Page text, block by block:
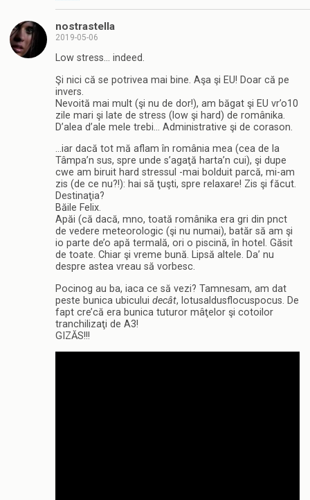
nostrastella
2019-05-06
Low stress… indeed.
Şi nici că se potrivea mai bine. Aşa şi EU! Doar că pe
invers.
Nevoită mai mult (şi nu de dor!), am băgat şi EU vr’o10
zile mari şi late de stress (low şi hard) de românika.
D’alea d’ale mele trebi… Administrative şi de corason.
…iar dacă tot mă aflam în românia mea (cea de la
Tâmpa’n sus, spre unde s’agaţă harta’n cui), şi dupe
cwe am biruit hard stressul -mai bolduit parcă, mi-am
zis (de ce nu?!): hai să ţuşti, spre relaxare! Zis şi făcut.
Destinaţia?
Băile Felix.
Apăi (că dacă, mno, toată românika era gri din pnct
de vedere meteorologic (şi nu numai), batăr să am şi
io parte de’o apă termală, ori o piscină, în hotel. Găsit
de toate. Chiar şi vreme bună. Lipsă altele. Da’ nu
despre astea vreau să vorbesc.
Pocinog au ba, iaca ce să vezi? Tamnesam, am dat
peste bunica ubicului decât, lotusaldusflocuspocus. De
fapt cre’că era bunica tuturor mâţelor şi cotoilor
tranchilizaţi de A3!
GIZĂS!!!